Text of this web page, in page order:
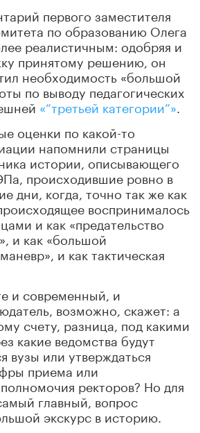
первого заместителя
по образованию Олега
реалистичным: одобряя и
принятому решению, он
необходимость «большой
по выводу педагогических
«“третьей категории”»
оценки по какой-то
напомнили страницы
истории, описывающего
происходившие ровно в
дни, когда, точно так же как
воспринималось
и как «предательство
и как «большой
и как тактическая
и современный, и
возможно, скажет: а
счету, разница, под какими
какие ведомства будут
вузы или утверждаться
приема или
ректоров? Но для
главный, вопрос
экскурс в историю.